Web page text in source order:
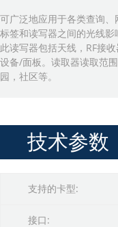
可广泛地应用于各类查询
标签和读写器之间的光线影
此读写器包括天线，RF接
设备/面板。读取器读取范
园，社区等。
技术参数
支持的卡型:
接口: